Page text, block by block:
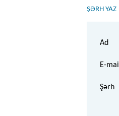
ŞƏRH YAZ
Ad
E-mail
Şərh